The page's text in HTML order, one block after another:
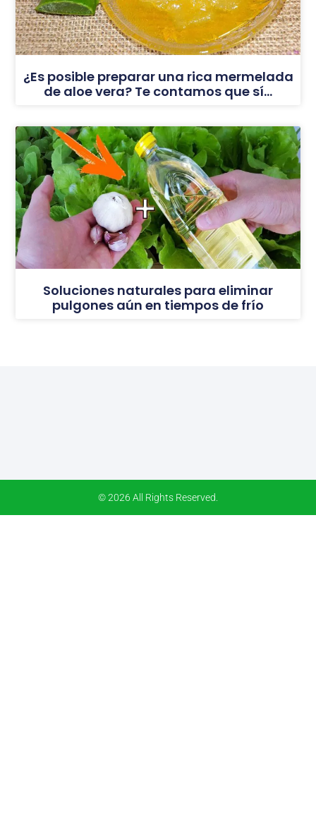
¿Es posible preparar una rica mermelada
de aloe vera? Te contamos que sí…
Soluciones naturales para eliminar
pulgones aún en tiempos de frío
© 2026 All Rights Reserved.